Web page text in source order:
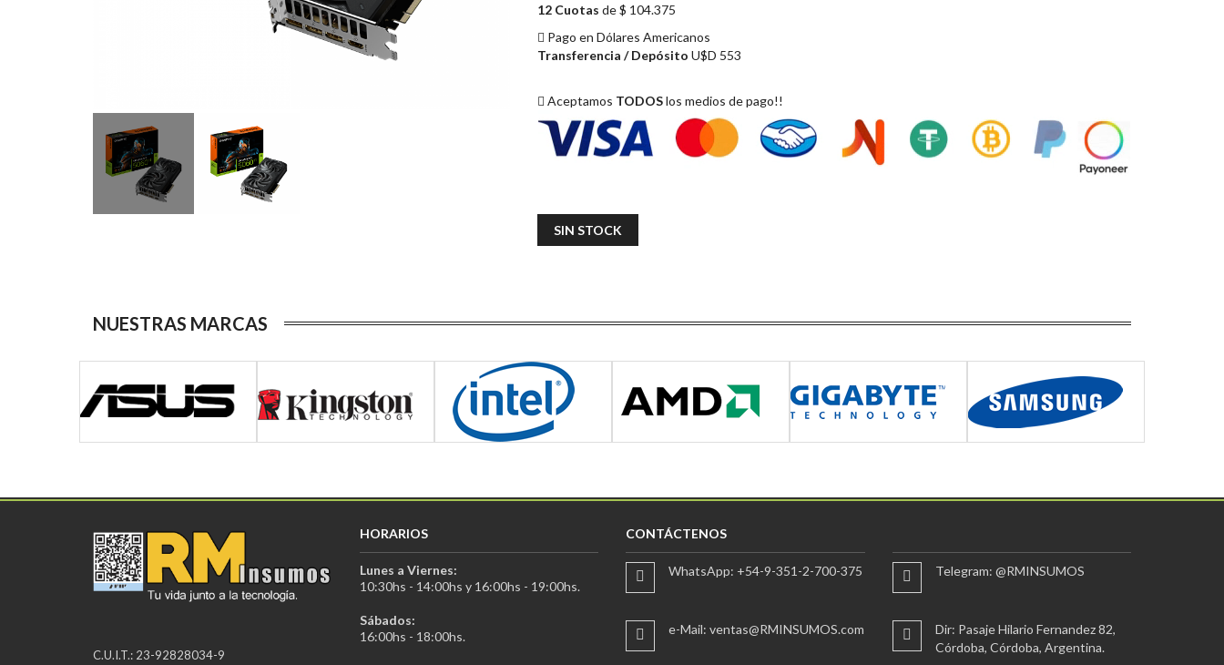
12 Cuotas de $ 104.375
Pago en Dólares Americanos
Transferencia / Depósito U$D 553
Aceptamos TODOSlos medios de pago!!
SIN STOCK
NUESTRAS MARCAS
C.U.I.T.: 23-92828034-9
HORARIOS
Lunes a Viernes:
10:30hs - 14:00hs y 16:00hs - 19:00hs.
Sábados:
16:00hs - 18:00hs.
CONTÁCTENOS
WhatsApp: +54-9-351-2-700-375
e-Mail: ventas@RMINSUMOS.com
Telegram: @RMINSUMOS
Dir: Pasaje Hilario Fernandez 82,
Córdoba, Córdoba, Argentina.